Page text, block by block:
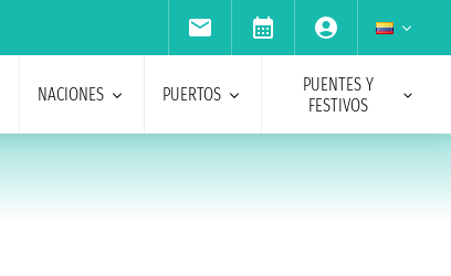
NACIONES PUERTOS
PUENTES Y
FESTIVOS